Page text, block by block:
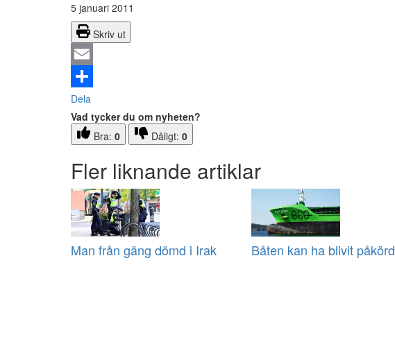
5 januari 2011
Skriv ut
Email
Dela
Vad tycker du om nyheten?
Bra: 0 Dåligt: 0
Fler liknande artiklar
Man från gäng dömd i Irak Båten kan ha blivit påkörd